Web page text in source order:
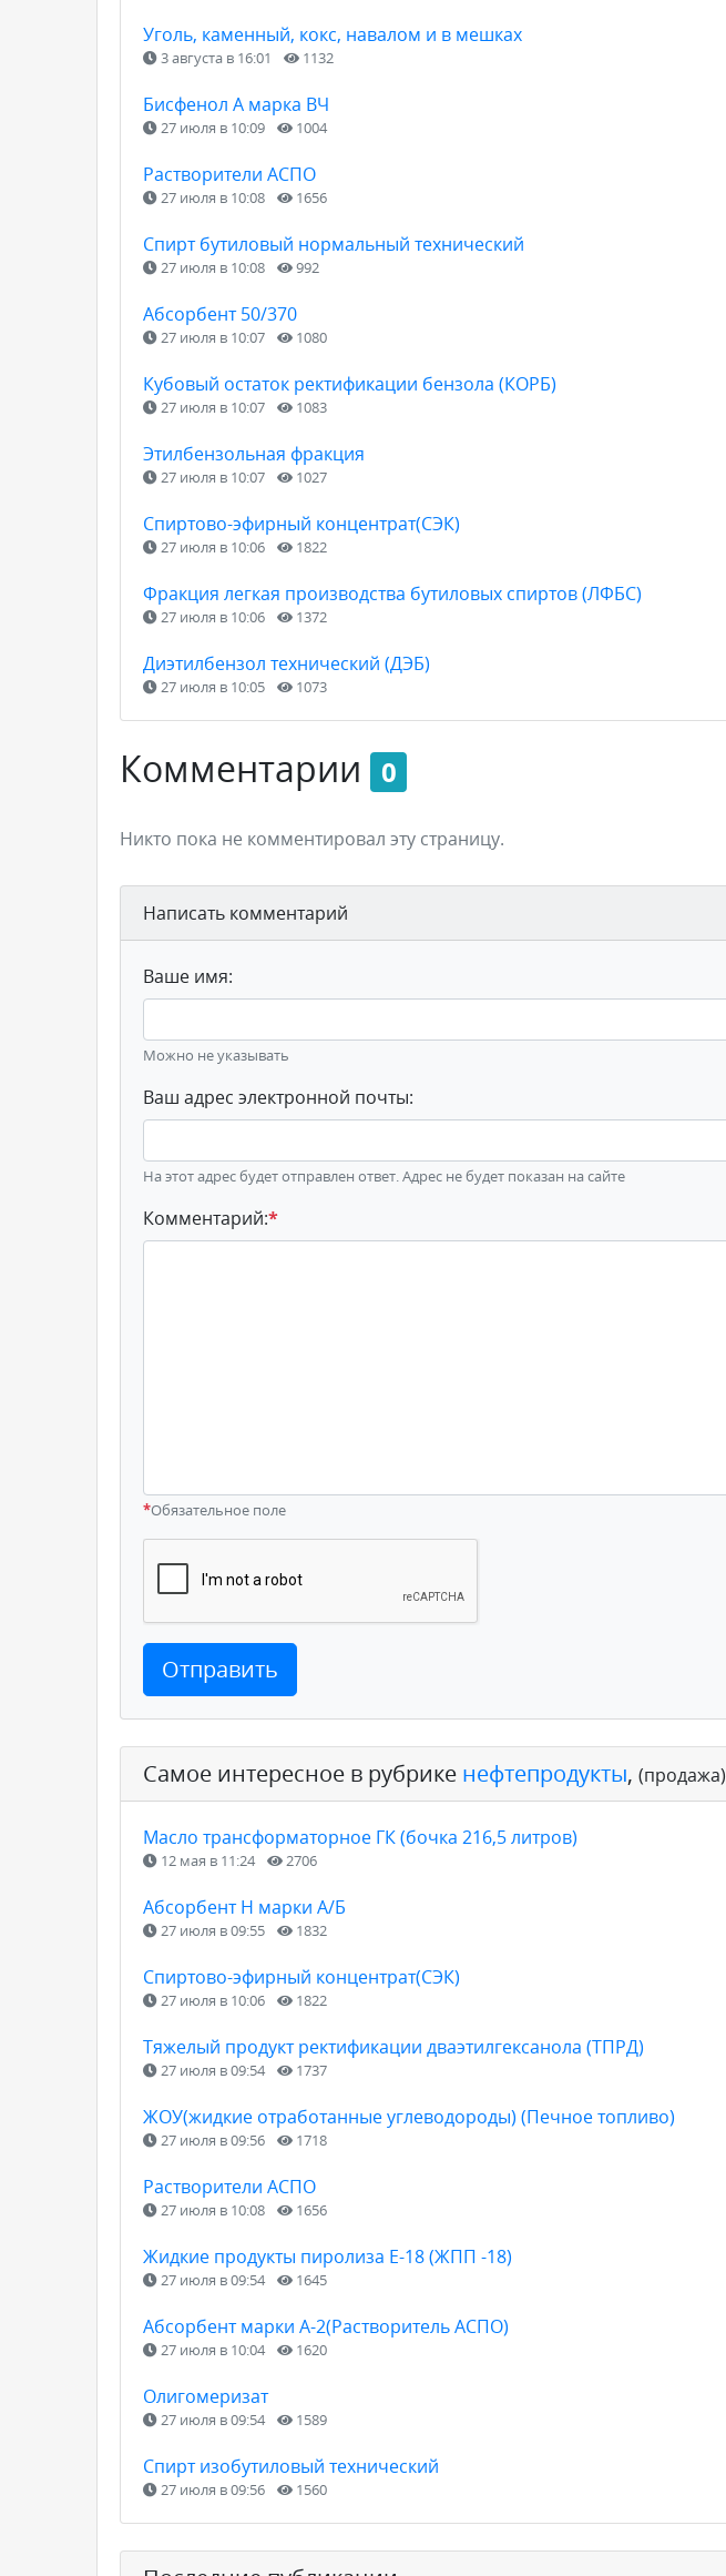
Уголь, каменный, кокс, навалом и в мешках
3 августа в 16:01 1132
Бисфенол А марка ВЧ
27 июля в 10:09 1004
Растворители АСПО
27 июля в 10:08 1656
Спирт бутиловый нормальный технический
27 июля в 10:08 992
Абсорбент 50/370
27 июля в 10:07 1080
Кубовый остаток ректификации бензола (КОРБ)
27 июля в 10:07 1083
Этилбензольная фракция
27 июля в 10:07 1027
Спиртово-эфирный концентрат(СЭК)
27 июля в 10:06 1822
Фракция легкая производства бутиловых спиртов (ЛФБС)
27 июля в 10:06 1372
Диэтилбензол технический (ДЭБ)
27 июля в 10:05 1073
Комментарии 0
Никто пока не комментировал эту страницу.
Написать комментарий
Ваше имя:
Можно не указывать
Ваш адрес электронной почты:
На этот адрес будет отправлен ответ. Адрес не будет показан на сайте
Комментарий:*
*Обязательное поле
Отправить
Самое интересное в рубрике нефтепродукты, (продажа)
Масло трансформаторное ГК (бочка 216,5 литров)
12 мая в 11:24 2706
Абсорбент Н марки А/Б
27 июля в 09:55 1832
Спиртово-эфирный концентрат(СЭК)
27 июля в 10:06 1822
Тяжелый продукт ректификации дваэтилгексанола (ТПРД)
27 июля в 09:54 1737
ЖОУ(жидкие отработанные углеводороды) (Печное топливо)
27 июля в 09:56 1718
Растворители АСПО
27 июля в 10:08 1656
Жидкие продукты пиролиза Е-18 (ЖПП -18)
27 июля в 09:54 1645
Абсорбент марки А-2(Растворитель АСПО)
27 июля в 10:04 1620
Олигомеризат
27 июля в 09:54 1589
Спирт изобутиловый технический
27 июля в 09:56 1560